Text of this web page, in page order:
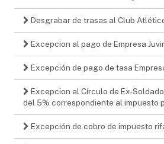
Desgrabar de trasas al Club
Excepcion al pago de Empresa
Excepción de pago de tasa
Excepcion al Círculo de Ex-
del 5% correspondiente al impuesto
Excepción de cobro de impuesto